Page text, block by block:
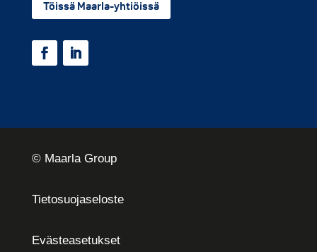
Töissä Maarla-yhtiöissä
© Maarla Group
Tietosuojaseloste
Eväste­asetukset